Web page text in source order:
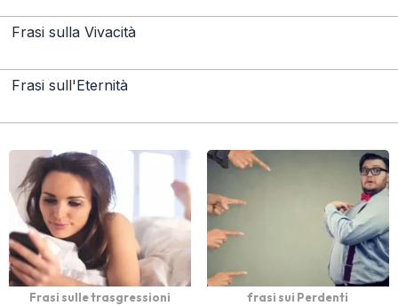
Frasi sulla Vivacità
Frasi sull'Eternità
Frasi sulle trasgressioni frasi sui Perdenti